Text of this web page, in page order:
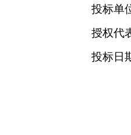
投标单
授权代
投标日